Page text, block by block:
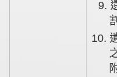
9. 遺產分割協議書正副本(遺產分
10. 遺產分割協議書及立協議書人